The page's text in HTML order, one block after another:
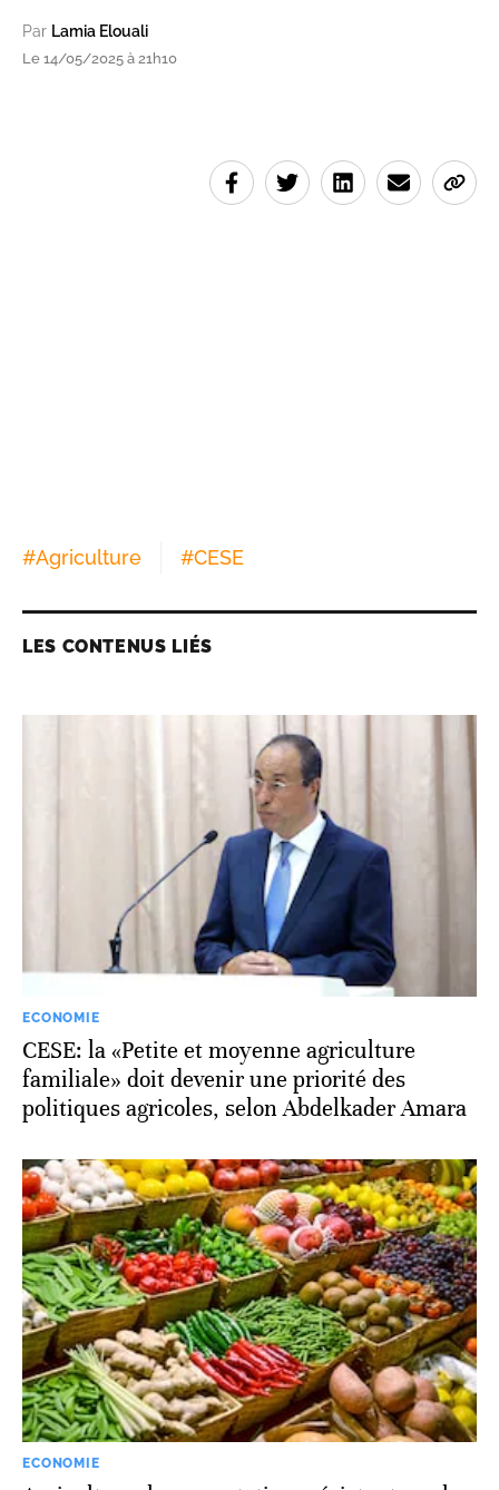
Par Lamia Elouali
Le 14/05/2025 à 21h10
#Agriculture #CESE
LES CONTENUS LIÉS
ECONOMIE
CESE: la «Petite et moyenne agriculture
familiale» doit devenir une priorité des
politiques agricoles, selon Abdelkader Amara
ECONOMIE